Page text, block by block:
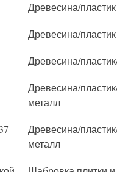
Древесина/пластик
Древесина/пластик
Древесина/
Древесина/
металл
Древесина/
металл